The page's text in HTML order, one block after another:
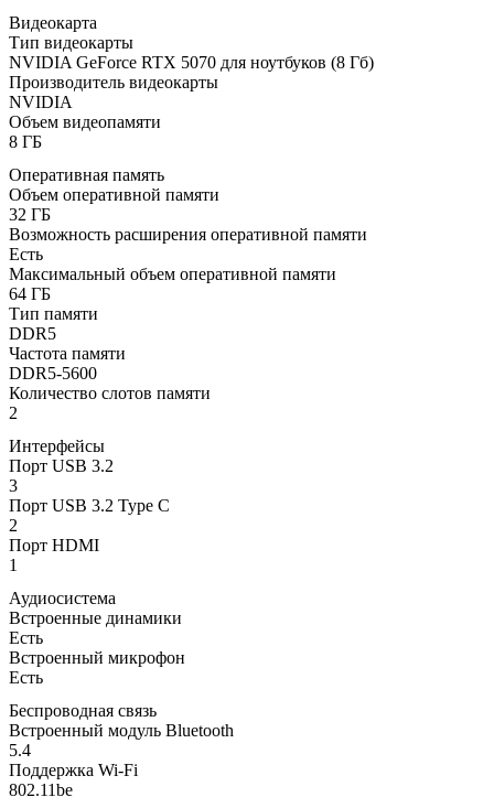
Видеокарта
Тип видеокарты
NVIDIA GeForce RTX 5070 для ноутбуков (8 Гб)
Производитель видеокарты
NVIDIA
Объем видеопамяти
8 ГБ
Оперативная память
Объем оперативной памяти
32 ГБ
Возможность расширения оперативной памяти
Есть
Максимальный объем оперативной памяти
64 ГБ
Тип памяти
DDR5
Частота памяти
DDR5-5600
Количество слотов памяти
2
Интерфейсы
Порт USB 3.2
3
Порт USB 3.2 Type C
2
Порт HDMI
1
Аудиосистема
Встроенные динамики
Есть
Встроенный микрофон
Есть
Беспроводная связь
Встроенный модуль Bluetooth
5.4
Поддержка Wi-Fi
802.11be